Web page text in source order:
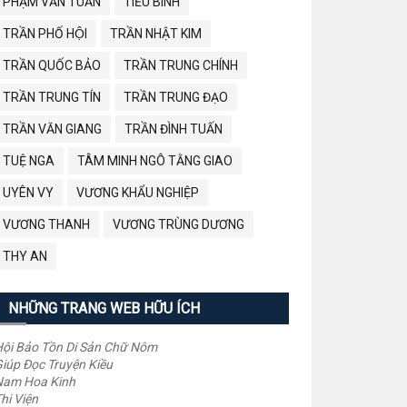
TRẦN PHỐ HỘI TRẦN NHẬT KIM
TRẦN QUỐC BẢO TRẦN TRUNG CHÍNH
TRẦN TRUNG TÍN TRẦN TRUNG ĐẠO
TRẦN VĂN GIANG TRẦN ĐÌNH TUẤN
TUỆ NGA TÂM MINH NGÔ TẰNG GIAO
UYÊN VY VƯƠNG KHẨU NGHIỆP
VƯƠNG THANH VƯƠNG TRÙNG DƯƠNG
THY AN
NHỮNG TRANG WEB HỮU ÍCH
Bảo Tồn Di Sản Chữ Nôm
Đọc Truyện Kiều
Hoa Kinh
Viện